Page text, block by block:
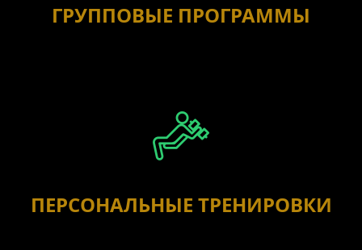
ГРУППОВЫЕ ПРОГРАММЫ
ПЕРСОНАЛЬНЫЕ ТРЕНИРОВКИ